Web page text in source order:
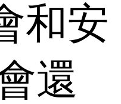
和安
還